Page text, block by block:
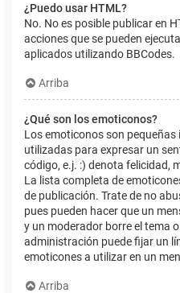
¿Puedo usar HTML?
No. No es posible publicar en
acciones que se pueden
aplicados utilizando BBCodes.
Arriba
¿Qué son los emoticonos?
Los emoticonos son pequeñas
utilizadas para expresar un
código, e.j. :) denota felicidad,
La lista completa de
de publicación. Trate de no
pues pueden hacer que un
y un moderador borre el tema
administración puede fijar un
emoticones a utilizar en un
Arriba